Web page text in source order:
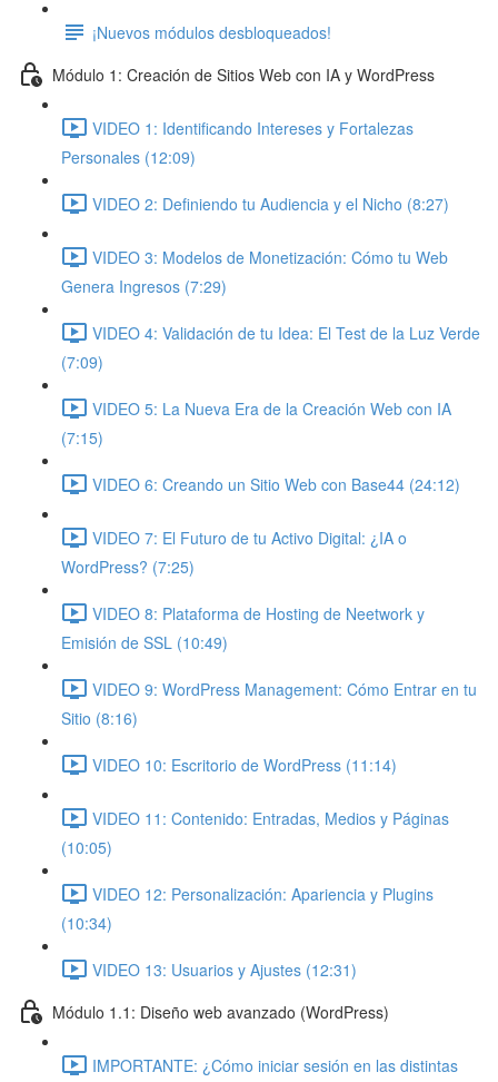
¡Nuevos módulos desbloqueados!
Módulo 1: Creación de Sitios Web con IA y WordPress
VIDEO 1: Identificando Intereses y Fortalezas
Personales (12:09)
VIDEO 2: Definiendo tu Audiencia y el Nicho (8:27)
VIDEO 3: Modelos de Monetización: Cómo tu Web
Genera Ingresos (7:29)
VIDEO 4: Validación de tu Idea: El Test de la Luz Verde
(7:09)
VIDEO 5: La Nueva Era de la Creación Web con IA
(7:15)
VIDEO 6: Creando un Sitio Web con Base44 (24:12)
VIDEO 7: El Futuro de tu Activo Digital: ¿IA o
WordPress? (7:25)
VIDEO 8: Plataforma de Hosting de Neetwork y
Emisión de SSL (10:49)
VIDEO 9: WordPress Management: Cómo Entrar en tu
Sitio (8:16)
VIDEO 10: Escritorio de WordPress (11:14)
VIDEO 11: Contenido: Entradas, Medios y Páginas
(10:05)
VIDEO 12: Personalización: Apariencia y Plugins
(10:34)
VIDEO 13: Usuarios y Ajustes (12:31)
Módulo 1.1: Diseño web avanzado (WordPress)
IMPORTANTE: ¿Cómo iniciar sesión en las distintas